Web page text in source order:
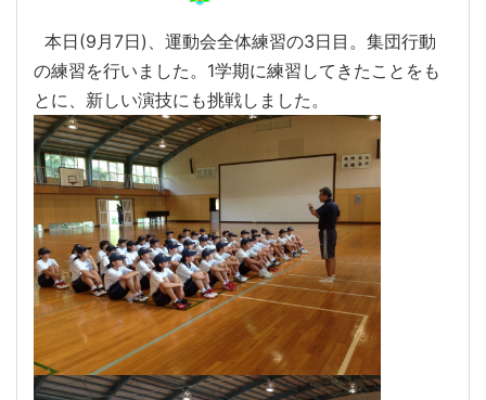
本日(9月7日)、運動会全体練習の3日目。集団行動
の練習を行いました。1学期に練習してきたことをも
とに、新しい演技にも挑戦しました。